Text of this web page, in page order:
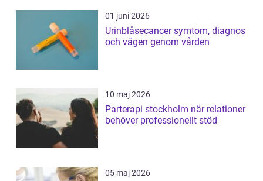
01 juni 2026
Urinblåsecancer symtom, diagnos
och vägen genom vården
10 maj 2026
Parterapi stockholm när relationer
behöver professionellt stöd
05 maj 2026